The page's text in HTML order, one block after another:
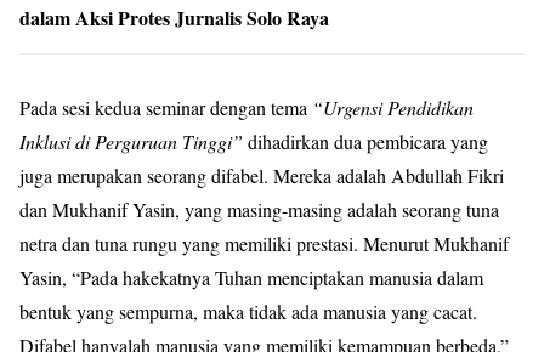
dalam Aksi Protes Jurnalis Solo Raya
Pada sesi kedua seminar dengan tema “Urgensi Pendidikan
Inklusi di Perguruan Tinggi” dihadirkan dua pembicara yang
juga merupakan seorang difabel. Mereka adalah Abdullah Fikri
dan Mukhanif Yasin, yang masing-masing adalah seorang tuna
netra dan tuna rungu yang memiliki prestasi. Menurut Mukhanif
Yasin, “Pada hakekatnya Tuhan menciptakan manusia dalam
bentuk yang sempurna, maka tidak ada manusia yang cacat.
Difabel hanyalah manusia yang memiliki kemampuan berbeda.”